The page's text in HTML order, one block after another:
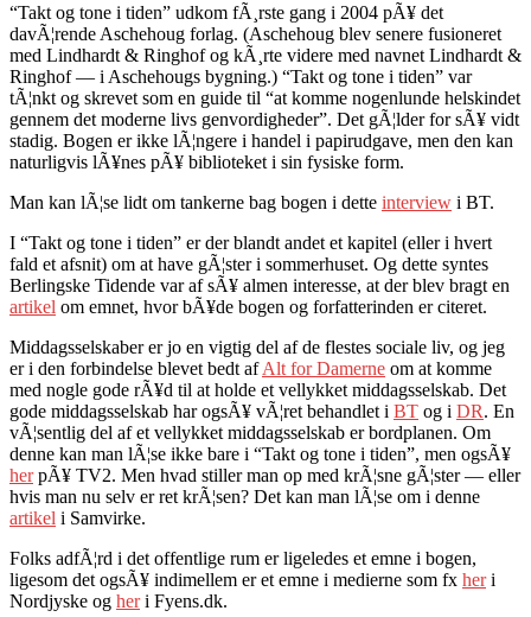
“Takt og tone i tiden” udkom fÃ¸rste gang i 2004 pÃ¥ det
davÃ¦rende Aschehoug forlag. (Aschehoug blev senere fusioneret
med Lindhardt & Ringhof og kÃ¸rte videre med navnet Lindhardt &
Ringhof — i Aschehougs bygning.) “Takt og tone i tiden” var
tÃ¦nkt og skrevet som en guide til “at komme nogenlunde helskindet
gennem det moderne livs genvordigheder”. Det gÃ¦lder for sÃ¥ vidt
stadig. Bogen er ikke lÃ¦ngere i handel i papirudgave, men den kan
naturligvis lÃ¥nes pÃ¥ biblioteket i sin fysiske form.
Man kan lÃ¦se lidt om tankerne bag bogen i dette interview i BT.
I “Takt og tone i tiden” er der blandt andet et kapitel (eller i hvert
fald et afsnit) om at have gÃ¦ster i sommerhuset. Og dette syntes
Berlingske Tidende var af sÃ¥ almen interesse, at der blev bragt en
artikel om emnet, hvor bÃ¥de bogen og forfatterinden er citeret.
Middagsselskaber er jo en vigtig del af de flestes sociale liv, og jeg
er i den forbindelse blevet bedt afAlt for Damerne om at komme
med nogle gode rÃ¥d til at holde et vellykket middagsselskab. Det
gode middagsselskab har ogsÃ¥ vÃ¦ret behandlet i BT og i DR. En
vÃ¦sentlig del af et vellykket middagsselskab er bordplanen. Om
denne kan man lÃ¦se ikke bare i “Takt og tone i tiden”, men ogsÃ¥
herpÃ¥ TV2. Men hvad stiller man op med krÃ¦sne gÃ¦ster — eller
hvis man nu selv er ret krÃ¦sen? Det kan man lÃ¦se om i denne
artikel i Samvirke.
Folks adfÃ¦rd i det offentlige rum er ligeledes et emne i bogen,
ligesom det ogsÃ¥ indimellem er et emne i medierne som fx heri
Nordjyske og heri Fyens.dk.